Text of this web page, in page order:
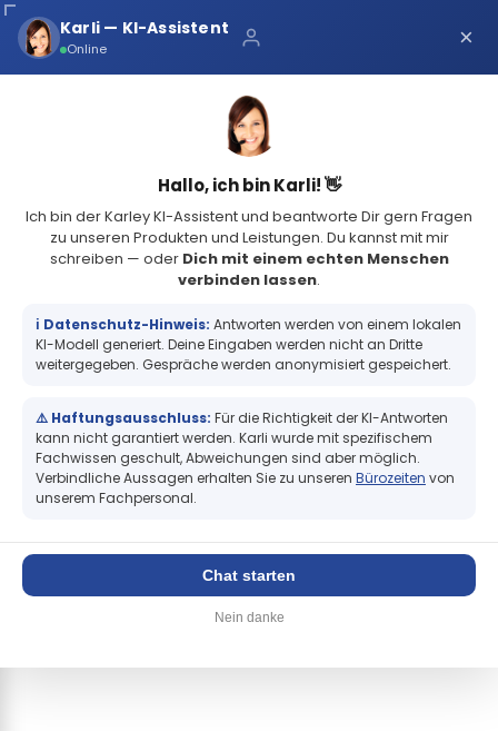
Schnelle Lieferung
Sicher bei Karley
4.8
Expressproduktion Kleinstmenge Etiketten von 1 bis zu 5 Rollen
Expressproduktion Kleinstmenge
Etiketten von 1 bis zu 5 Rollen
+
×
Karli — KI-Assistent
Online ×
Hallo, ich bin Karli! 👋
Ich bin der Karley KI-Assistent und beantworte Dir gern Fragen
zu unseren Produkten und Leistungen. Du kannst mit mir
schreiben — oder Dich mit einem echten Menschen
verbinden lassen.
ℹ️ Datenschutz-Hinweis: Antworten werden von einem lokalen
KI-Modell generiert. Deine Eingaben werden nicht an Dritte
weitergegeben. Gespräche werden anonymisiert gespeichert.
⚠️ Haftungsausschluss: Für die Richtigkeit der KI-Antworten
kann nicht garantiert werden. Karli wurde mit spezifischem
Fachwissen geschult, Abweichungen sind aber möglich.
Verbindliche Aussagen erhalten Sie zu unseren Bürozeiten von
unserem Fachpersonal.
Chat starten
Nein danke